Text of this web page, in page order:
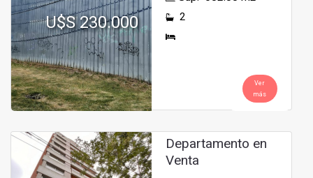
U$S 230.000 2
Ver
más
Departamento en
Venta